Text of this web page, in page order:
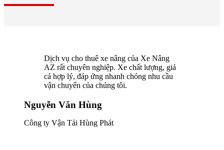
Dịch vụ cho thuê xe nâng của Xe Nâng
AZ rất chuyên nghiệp. Xe chất lượng, giá
cả hợp lý, đáp ứng nhanh chóng nhu cầu
vận chuyển của chúng tôi.
Nguyễn Văn Hùng
Công ty Vận Tải Hùng Phát